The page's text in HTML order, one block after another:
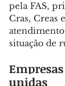
pela FAS,
Cras, Creas
atendimento
situação de
unidas